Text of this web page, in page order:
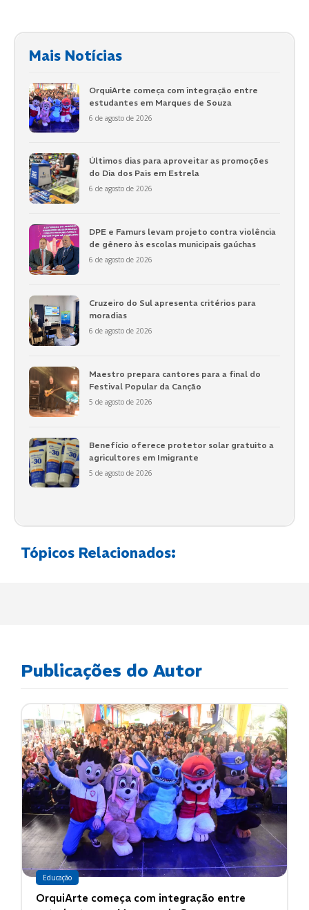
Mais Notícias
OrquiArte começa com integração entre
estudantes em Marques de Souza
6 de agosto de 2026
Últimos dias para aproveitar as promoções
do Dia dos Pais em Estrela
6 de agosto de 2026
DPE e Famurs levam projeto contra violência
de gênero às escolas municipais gaúchas
6 de agosto de 2026
Cruzeiro do Sul apresenta critérios para
moradias
6 de agosto de 2026
Maestro prepara cantores para a final do
Festival Popular da Canção
5 de agosto de 2026
Benefício oferece protetor solar gratuito a
agricultores em Imigrante
5 de agosto de 2026
Tópicos Relacionados:
Publicações do Autor
Educação
OrquiArte começa com integração entre